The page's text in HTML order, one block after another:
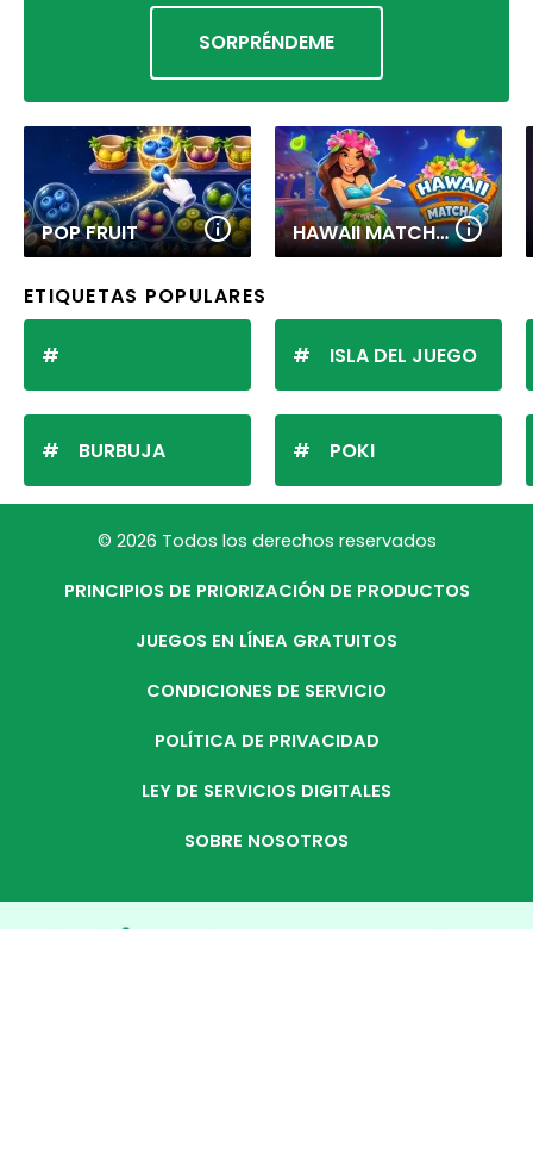
SORPRÉNDEME
POP FRUIT HAWAII MATCH 6
ETIQUETAS POPULARES
BURBUJA
ISLA DEL JUEGO
POKI
© 2026 Todos los derechos reservados
PRINCIPIOS DE PRIORIZACIÓN DE PRODUCTOS
JUEGOS EN LÍNEA GRATUITOS
CONDICIONES DE SERVICIO
POLÍTICA DE PRIVACIDAD
LEY DE SERVICIOS DIGITALES
SOBRE NOSOTROS